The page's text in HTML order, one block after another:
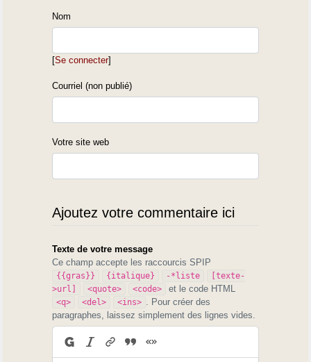
Nom
[Se connecter]
Courriel (non publié)
Votre site web
Ajoutez votre commentaire ici
Texte de votre message
Ce champ accepte les raccourcis SPIP
{{gras}} {italique} -*liste
[texte-
>url]
<quote> <code> et le code HTML
<q> <del> <ins>
. Pour créer des
paragraphes, laissez simplement des lignes vides.